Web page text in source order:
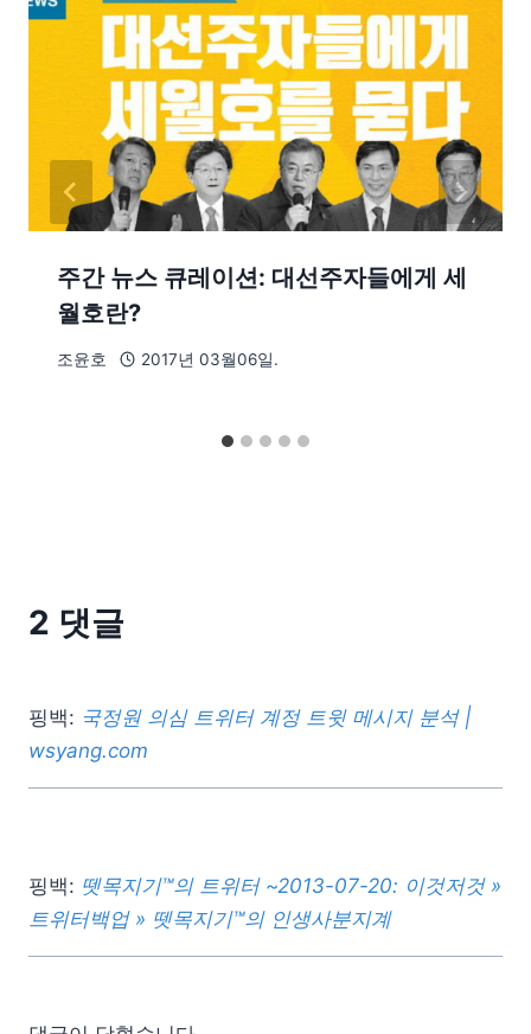
주간 뉴스 큐레이션: 대선주자들에게 세
월호란?
조윤호 2017년 03월06일.
2 댓글
핑백: 국정원 의심 트위터 계정 트윗 메시지 분석 |
wsyang.com
핑백: 뗏목지기™의 트위터 ~2013-07-20: 이것저것 »
트위터백업 » 뗏목지기™의 인생사분지계